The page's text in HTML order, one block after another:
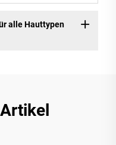
alle Hauttypen